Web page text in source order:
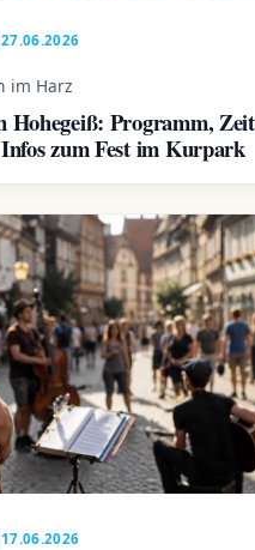
27.06.2026
im Harz
Hohegeiß: Programm,
zum Fest im Kurpark
17.06.2026